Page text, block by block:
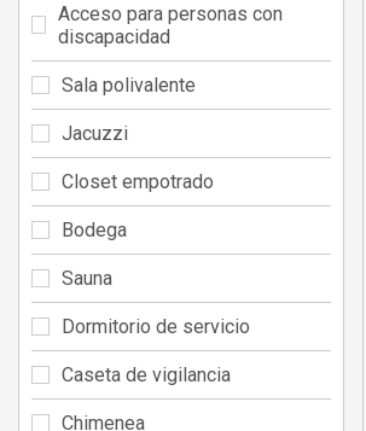
Acceso para personas con
discapacidad
Sala polivalente
Jacuzzi
Closet empotrado
Bodega
Sauna
Dormitorio de servicio
Caseta de vigilancia
Chimenea